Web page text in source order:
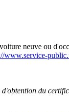
neuve ou
www.service-
du